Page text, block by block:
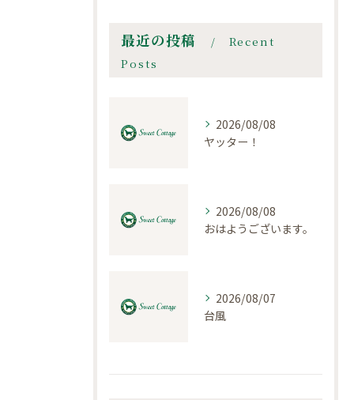
最近の投稿
Recent
Posts
2026/08/08
ヤッター！
2026/08/08
おはようございます。
2026/08/07
台風